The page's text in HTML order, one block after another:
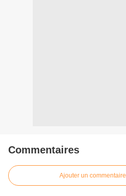
Commentaires
Ajouter un commentaire